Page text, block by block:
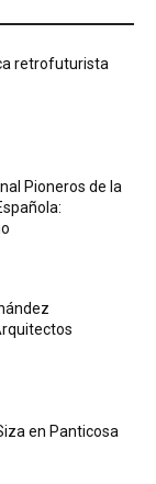
retrofuturista
Pioneros de la
en Panticosa